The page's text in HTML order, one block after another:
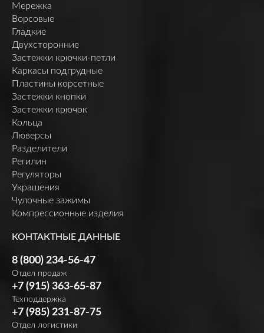
Мережка
Ворсовые
Гладкие
Двухсторонние
Застежки крючки-петли
Каркасы подгрудные
Пластины корсетные
Застежки кнопки
Застежки крючок
Кольца
Люверсы
Разделители
Регилин
Регуляторы
Украшения
Чулочные зажимы
Компрессионные изделия
КОНТАКТНЫЕ ДАННЫЕ
8 (800) 234-56-47
Отдел продаж
+7 (915) 363-65-87
Техподдержка
+7 (985) 231-87-75
Отдел логистики